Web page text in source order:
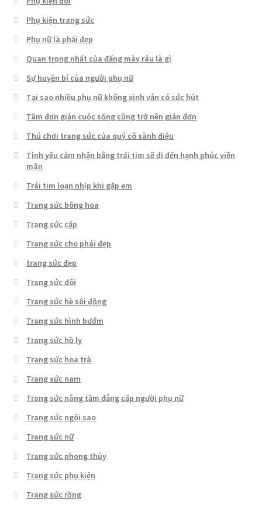
Phụ kiện trang sức
Phụ nữ là phải đẹp
Quan trọng nhất của đấng mày râu là gì
Sự huyền bí của người phụ nữ
Tại sao nhiều phụ nữ không xinh vẫn có sức hút
Tâm đơn giản cuộc sống cũng trở nên giản đơn
Thú chơi trang sức của quý cô sành điệu
Tình yêu cảm nhận bằng trái tim sẽ đi đến hạnh phúc viên
mãn
Trái tim loạn nhịp khi gặp em
Trang sức bông hoa
Trang sức cặp
Trang sức cho phái đẹp
trang sức đẹp
Trang sức đôi
Trang sức hè sôi động
Trang sức hình bướm
Trang sức hồ ly
Trang sức hoa trà
Trang sức nam
Trang sức nâng tầm đẳng cấp người phụ nữ
Trang sức ngôi sao
Trang sức nữ
Trang sức phong thủy
Trang sức phụ kiện
Trang sức rồng